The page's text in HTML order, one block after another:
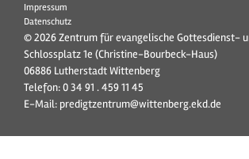
Impressum
Datenschutz
© 2026 Zentrum für evangelische Gottesdienst-
Schlossplatz 1e (Christine-Bourbeck-Haus)
06886 Lutherstadt Wittenberg
Telefon:0 34 91 . 459 11 45
E-Mail: predigtzentrum@wittenberg.ekd.de